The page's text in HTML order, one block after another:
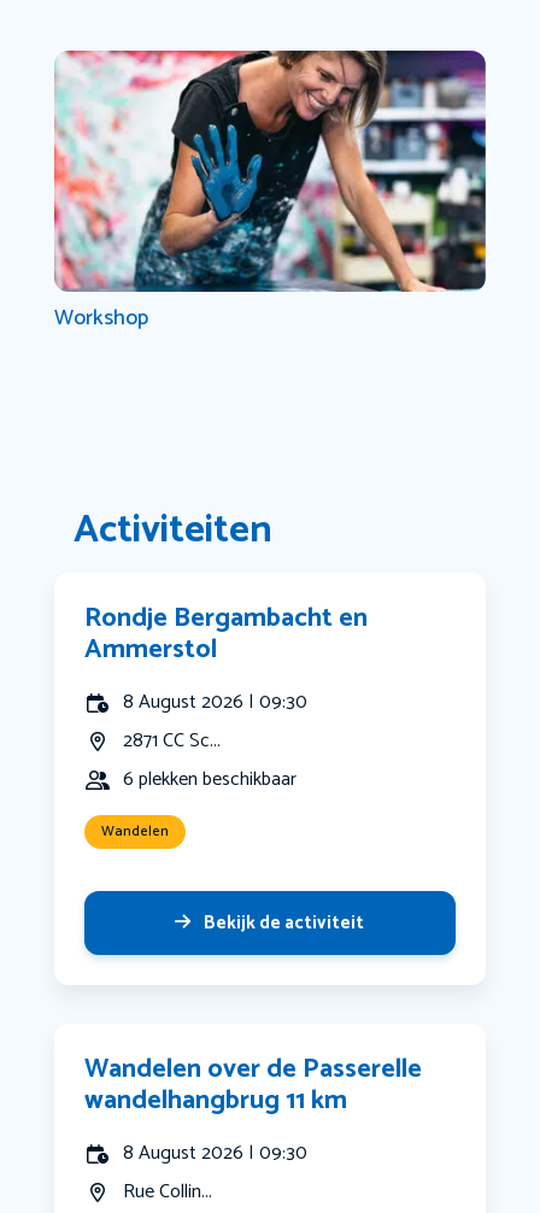
Workshop
Activiteiten
Rondje Bergambacht en
Ammerstol
8 August 2026 | 09:30
2871 CC Sc...
6 plekken beschikbaar
Wandelen
Bekijk de activiteit
Wandelen over de Passerelle
wandelhangbrug 11 km
8 August 2026 | 09:30
Rue Collin...